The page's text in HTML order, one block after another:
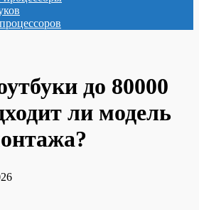
до 80000
ли модель